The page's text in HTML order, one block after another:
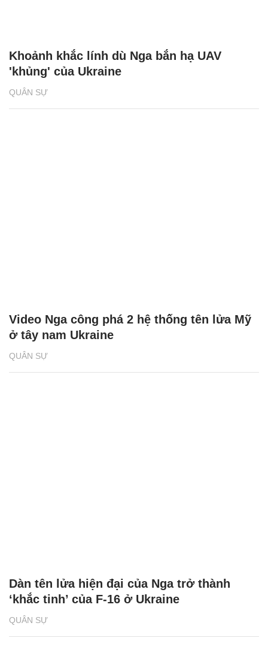
QUÂN SỰ
Khoảnh khắc lính dù Nga bắn hạ UAV
'khủng' của Ukraine
QUÂN SỰ
Video Nga công phá 2 hệ thống tên lửa Mỹ
ở tây nam Ukraine
QUÂN SỰ
Dàn tên lửa hiện đại của Nga trở thành
‘khắc tinh’ của F-16 ở Ukraine